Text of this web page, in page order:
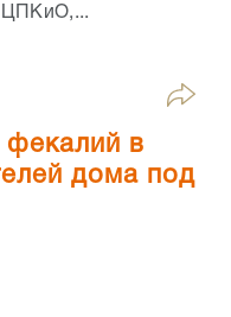
ЦПКиО,...
фекалий в
дома под